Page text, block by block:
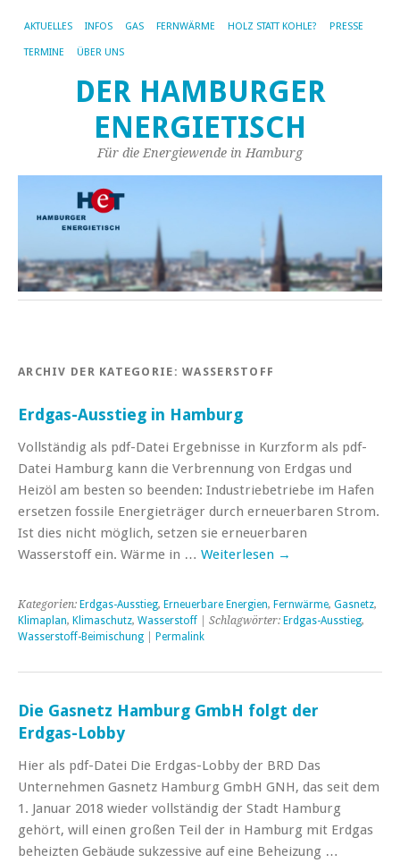
AKTUELLES INFOS GAS FERNWÄRME HOLZ STATT KOHLE? PRESSE
TERMINE ÜBER UNS
DER HAMBURGER
ENERGIETISCH
Für die Energiewende in Hamburg
ARCHIV DER KATEGORIE:WASSERSTOFF
Erdgas-Ausstieg in Hamburg
Vollständig als pdf-Datei Ergebnisse in Kurzform als pdf-
Datei Hamburg kann die Verbrennung von Erdgas und
Heizöl am besten so beenden: Industriebetriebe im Hafen
ersetzen fossile Energieträger durch erneuerbaren Strom.
Ist dies nicht möglich, setzen sie erneuerbaren
Wasserstoff ein. Wärme in … Weiterlesen →
Kategorien: Erdgas-Ausstieg, Erneuerbare Energien, Fernwärme, Gasnetz,
Klimaplan, Klimaschutz, Wasserstoff | Schlagwörter: Erdgas-Ausstieg,
Wasserstoff-Beimischung
Permalink
Die Gasnetz Hamburg GmbH folgt der
Erdgas-Lobby
Hier als pdf-Datei Die Erdgas-Lobby der BRD Das
Unternehmen Gasnetz Hamburg GmbH GNH, das seit dem
1. Januar 2018 wieder vollständig der Stadt Hamburg
gehört, will einen großen Teil der in Hamburg mit Erdgas
beheizten Gebäude sukzessive auf eine Beheizung …